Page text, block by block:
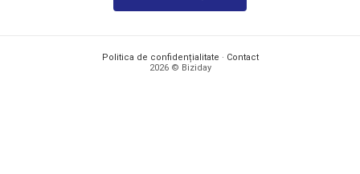
Politica de confidențialitate · Contact
2026 © Biziday